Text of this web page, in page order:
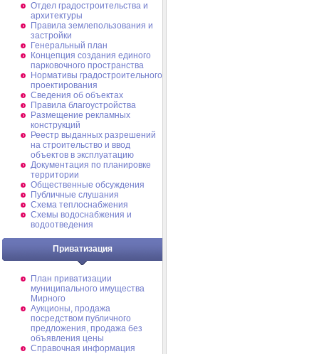
Отдел градостроительства и
архитектуры
Правила землепользования и
застройки
Генеральный план
Концепция создания единого
парковочного пространства
Нормативы градостроительного
проектирования
Сведения об объектах
Правила благоустройства
Размещение рекламных
конструкций
Реестр выданных разрешений
на строительство и ввод
объектов в эксплуатацию
Документация по планировке
территории
Общественные обсуждения
Публичные слушания
Схема теплоснабжения
Схемы водоснабжения и
водоотведения
Приватизация
План приватизации
муниципального имущества
Мирного
Аукционы, продажа
посредством публичного
предложения, продажа без
объявления цены
Справочная информация